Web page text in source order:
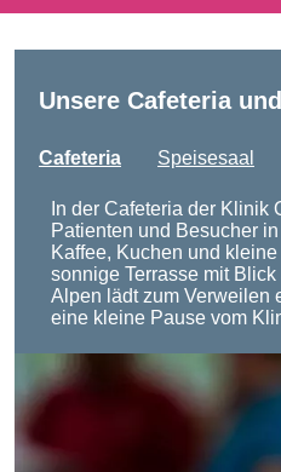
Unsere Cafeteria
Cafeteria Speisesaal
In der Cafeteria der Klinik
Patienten und Besucher
Kaffee, Kuchen und
sonnige Terrasse mit
Alpen lädt zum Verweilen
eine kleine Pause vom